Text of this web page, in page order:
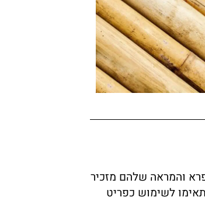
והמראה שלהם מזכיר
לשימוש כפריט